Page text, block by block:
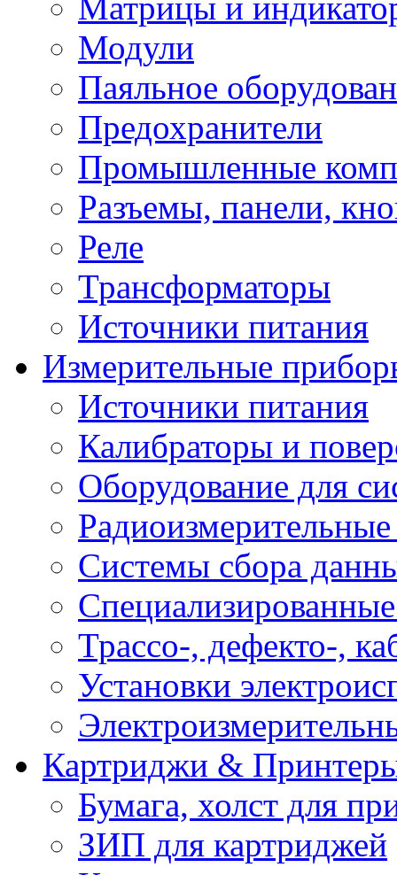
Модули
Паяльное
Предохранители
Промышленные
Разъемы, панели,
Реле
Трансформаторы
Источники питания
Измерительные
Источники питания
Калибраторы и
Оборудование для
Системы сбора
Трассо-, дефекто-,
Установки
Картриджи &
Бумага, холст для
ЗИП для картриджей